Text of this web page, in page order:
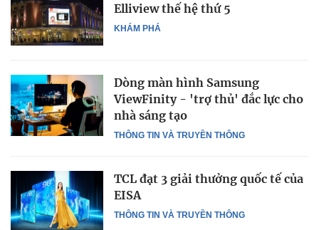
KHÁM PHÁ
Elliview thế hệ thứ 5
THÔNG TIN VÀ TRUYỀN THÔNG
Dòng màn hình Samsung
ViewFinity - 'trợ thủ' đắc lực cho
nhà sáng tạo
THÔNG TIN VÀ TRUYỀN THÔNG
TCL đạt 3 giải thưởng quốc tế của
EISA